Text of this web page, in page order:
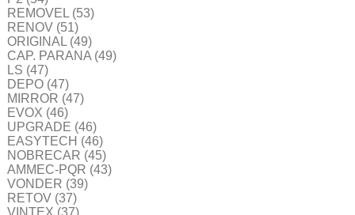
REMOVEL (53)
RENOV (51)
ORIGINAL (49)
CAP. PARANA (49)
LS (47)
DEPO (47)
MIRROR (47)
EVOX (46)
UPGRADE (46)
EASYTECH (46)
NOBRECAR (45)
AMMEC-PQR (43)
VONDER (39)
RETOV (37)
VINTEX (37)